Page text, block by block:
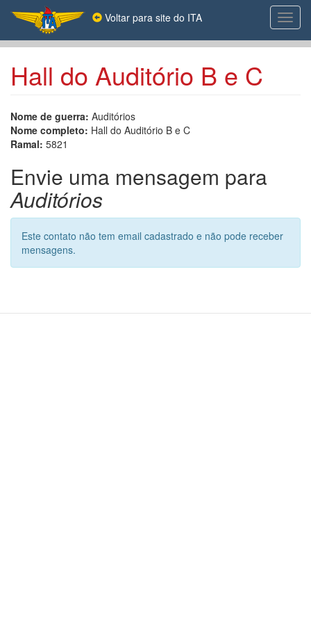
para
conteúdo
Voltar para site do ITA
Hall do Auditório B e C
Nome de guerra: Auditórios
Nome completo: Hall do Auditório B e C
Ramal: 5821
Envie uma mensagem para
Auditórios
Este contato não tem email cadastrado e não pode receber
mensagens.